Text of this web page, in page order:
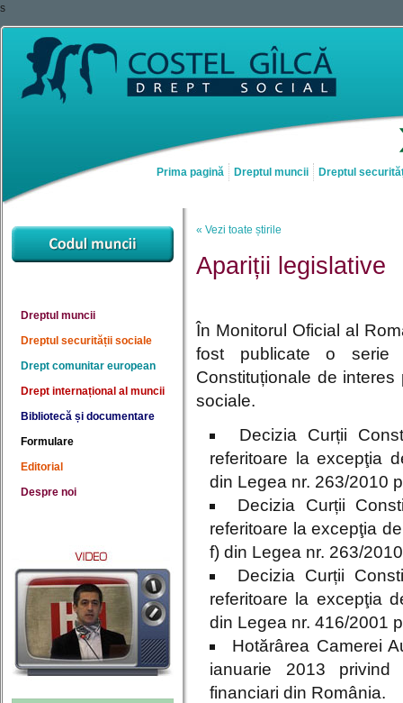
s
Prima pagină Dreptul muncii Dreptul
« Vezi toate știrile
Apariții legislative
În Monitorul Oficial al
fost publicate o
Constituționale de
sociale.
Decizia Curții
referitoare la excepţia
din Legea nr. 263/2010
Decizia Curții
referitoare la excepţia
f) din Legea nr. 263/
Decizia Curții
referitoare la excepţia
din Legea nr. 416/2001
Hotărârea Camerei
ianuarie 2013 privind
financiari din România.
Dreptul muncii
Dreptul securității sociale
Drept comunitar european
Drept internațional al muncii
Bibliotecă și documentare
Formulare
Editorial
Despre noi